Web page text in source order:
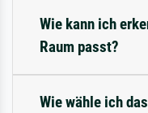
Wie kann ich
Raum passt?
Wie wähle ich